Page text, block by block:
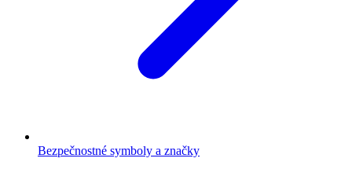
Bezpečnostné symboly a značky